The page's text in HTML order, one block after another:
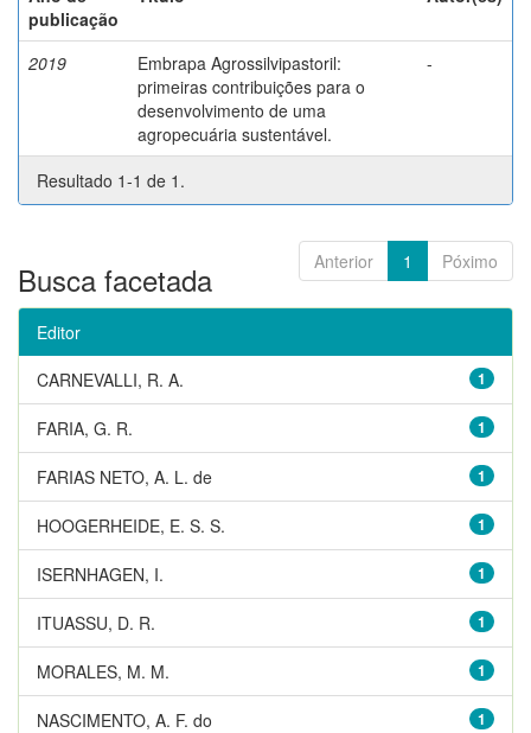
publicação
2019
Embrapa Agrossilvipastoril:
primeiras contribuições para o
desenvolvimento de uma
agropecuária sustentável.
-
Resultado 1-1 de 1.
Anterior 1 Póximo
Busca facetada
Editor
1
CARNEVALLI, R. A.
1
FARIA, G. R.
1
FARIAS NETO, A. L. de
1
HOOGERHEIDE, E. S. S.
1
ISERNHAGEN, I.
1
ITUASSU, D. R.
1
MORALES, M. M.
1
NASCIMENTO, A. F. do